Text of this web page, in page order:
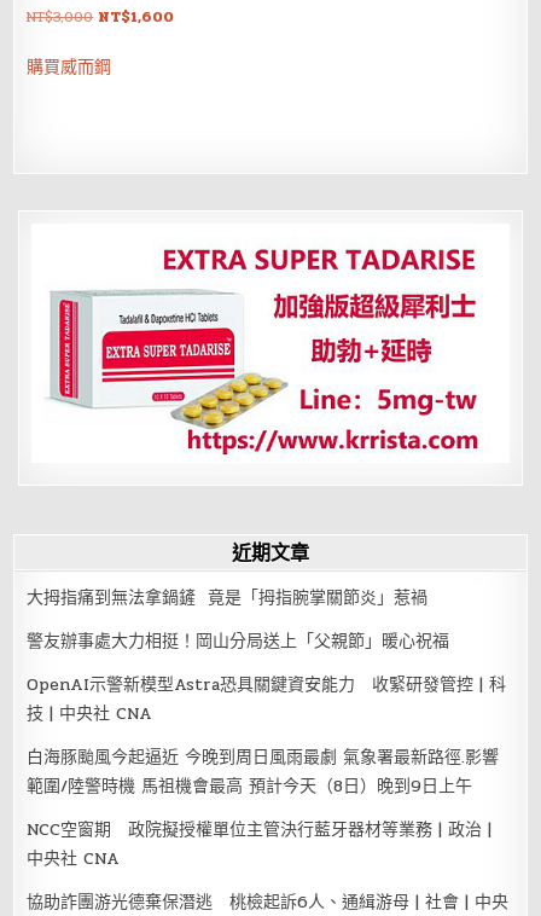
NT$3,000 原
價
NT$1,600目
購買威而鋼
近期文章
大拇指痛到無法拿鍋鏟 竟是「拇指腕掌關節炎」惹禍
警友辦事處大力相挺！岡山分局送上「父親節」暖心祝福
OpenAI示警新模型Astra恐具關鍵資安能力 收緊研發管控 | 科
技 | 中央社 CNA
白海豚颱風今起逼近 今晚到周日風雨最劇 氣象署最新路徑.影響
範圍/陸警時機 馬祖機會最高 預計今天（8日）晚到9日上午
NCC空窗期 政院擬授權單位主管決行藍牙器材等業務 | 政治 |
中央社 CNA
協助詐團游光德棄保潛逃 桃檢起訴6人、通緝游母 | 社會 | 中央